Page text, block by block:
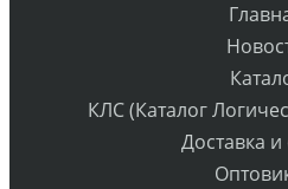
КЛС (Каталог
Доставка и